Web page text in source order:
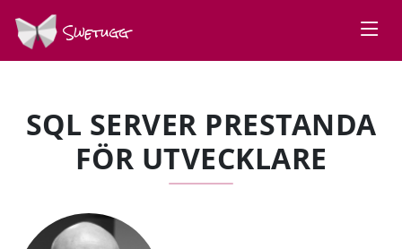
Swetugg
SQL SERVER PRESTANDA
FÖR UTVECKLARE
SPEAKERS